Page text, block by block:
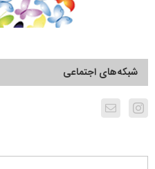
شبکه‌های اجتماعی